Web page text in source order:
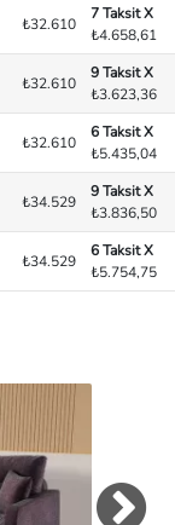
₺32.610
7 Taksit X
₺4.658,61
₺32.610
9 Taksit X
₺3.623,36
₺32.610
6 Taksit X
₺5.435,04
₺34.529
9 Taksit X
₺3.836,50
₺34.529
6 Taksit X
₺5.754,75